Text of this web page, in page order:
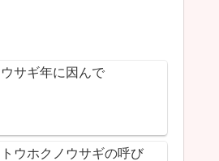
ウサギ年に因んで
トウホクノウサギの呼び